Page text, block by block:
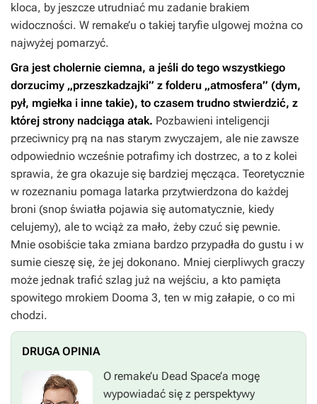
kloca, by jeszcze utrudniać mu zadanie brakiem
widoczności. W remake’u o takiej taryfie ulgowej można co
najwyżej pomarzyć.
Gra jest cholernie ciemna, a jeśli do tego wszystkiego
dorzucimy „przeszkadzajki” z folderu „atmosfera” (dym,
pył, mgiełka i inne takie), to czasem trudno stwierdzić, z
której strony nadciąga atak. Pozbawieni inteligencji
przeciwnicy prą na nas starym zwyczajem, ale nie zawsze
odpowiednio wcześnie potrafimy ich dostrzec, a to z kolei
sprawia, że gra okazuje się bardziej męcząca. Teoretycznie
w rozeznaniu pomaga latarka przytwierdzona do każdej
broni (snop światła pojawia się automatycznie, kiedy
celujemy), ale to wciąż za mało, żeby czuć się pewnie.
Mnie osobiście taka zmiana bardzo przypadła do gustu i w
sumie cieszę się, że jej dokonano. Mniej cierpliwych graczy
może jednak trafić szlag już na wejściu, a kto pamięta
spowitego mrokiem Dooma 3, ten w mig załapie, o co mi
chodzi.
DRUGA OPINIA
O remake’u Dead Space’a mogę
wypowiadać się z perspektywy